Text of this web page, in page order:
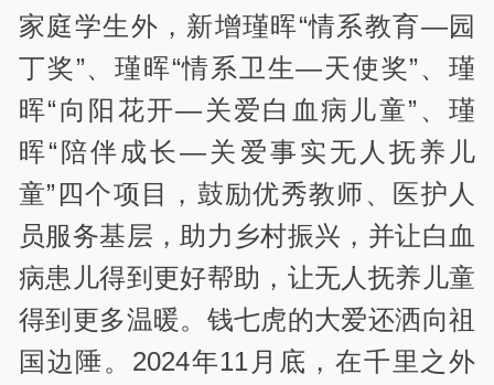
家庭学生外，新增瑾晖“情系教育—园
丁奖”、瑾晖“情系卫生—天使奖”、瑾
晖“向阳花开—关爱白血病儿童”、瑾
晖“陪伴成长—关爱事实无人抚养儿
童”四个项目，鼓励优秀教师、医护人
员服务基层，助力乡村振兴，并让白血
病患儿得到更好帮助，让无人抚养儿童
得到更多温暖。钱七虎的大爱还洒向祖
国边陲。2024年11月底，在千里之外